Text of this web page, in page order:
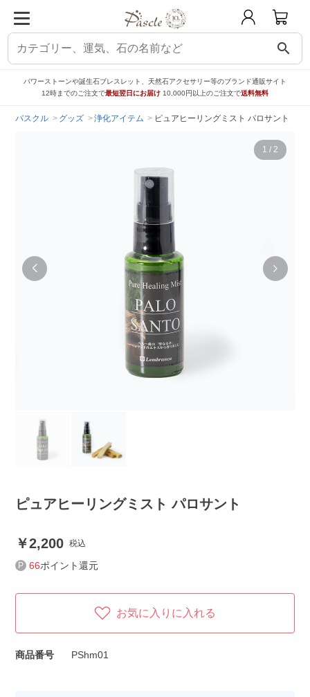
search
パワーストーンや誕生石ブレスレット、天然石アクセサリー等のブランド通販サイト
12時までのご注文で最短翌日にお届け 10,000円以上のご注文で送料無料
パスクル グッズ 浄化アイテム ピュアヒーリングミスト パロサント
1 / 2
ピュアヒーリングミスト パロサント
2,200 税込
66ポイント還元
お気に入りに入れる
商品番号 PShm01